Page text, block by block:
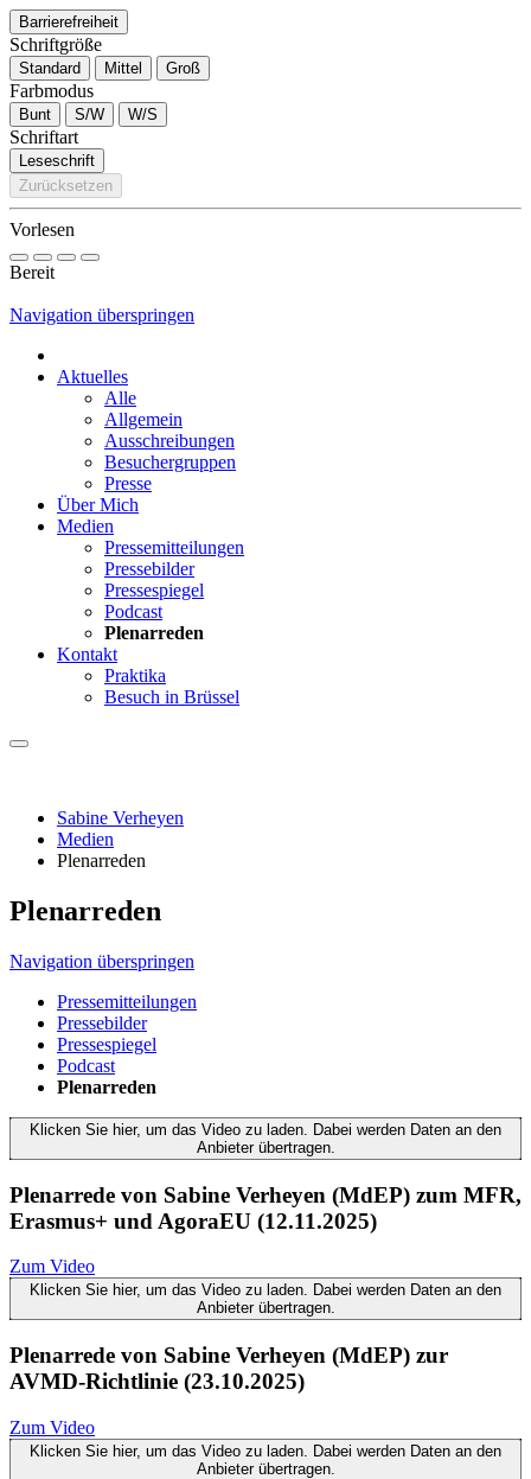
Barrierefreiheit
Schriftgröße
Standard Mittel Groß
Farbmodus
Bunt S/W W/S
Schriftart
Leseschrift
Zurücksetzen
Vorlesen
Bereit
Navigation überspringen
Aktuelles
Alle
Allgemein
Ausschreibungen
Besuchergruppen
Presse
Über Mich
Medien
Pressemitteilungen
Pressebilder
Pressespiegel
Podcast
Plenarreden
Kontakt
Praktika
Besuch in Brüssel
Sabine Verheyen
Medien
Plenarreden
Plenarreden
Navigation überspringen
Pressemitteilungen
Pressebilder
Pressespiegel
Podcast
Plenarreden
Klicken Sie hier, um das Video zu laden. Dabei werden Daten an den
Anbieter übertragen.
Plenarrede von Sabine Verheyen (MdEP) zum MFR,
Erasmus+ und AgoraEU (12.11.2025)
Zum Video
Klicken Sie hier, um das Video zu laden. Dabei werden Daten an den
Anbieter übertragen.
Plenarrede von Sabine Verheyen (MdEP) zur
AVMD-Richtlinie (23.10.2025)
Zum Video
Klicken Sie hier, um das Video zu laden. Dabei werden Daten an den
Anbieter übertragen.